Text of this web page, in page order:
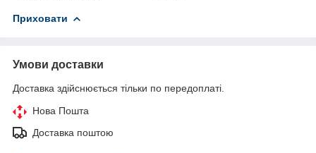
Приховати
Умови доставки
Доставка здійснюється тільки по передоплаті.
Нова Пошта
Доставка поштою